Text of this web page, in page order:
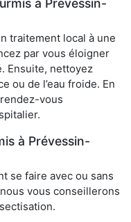
à Prévessin-
traitement local à une
par vous éloigner
Ensuite, nettoyez
ou de l’eau froide. En
vous
à Prévessin-
se faire avec ou sans
vous conseillerons